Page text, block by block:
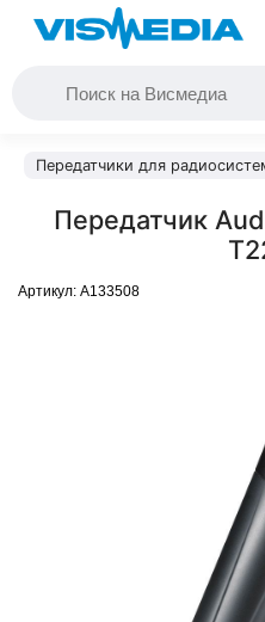
Передатчики для
Передатчик
Артикул: A133508